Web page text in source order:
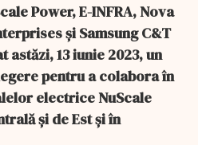
Power, E-INFRA, Nova
și Samsung C&T
13 iunie 2023, un
pentru a colabora în
electrice NuScale
și de Est și în